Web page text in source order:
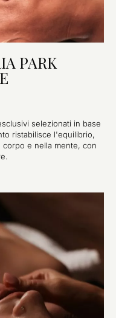
PARK
selezionati in base
ristabilisce l'equilibrio,
corpo e nella mente, con